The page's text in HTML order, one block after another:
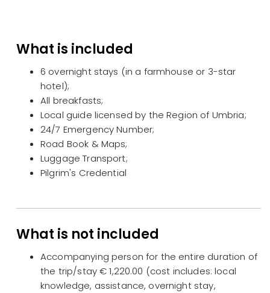
What is included
6 overnight stays (in a farmhouse or 3-star
hotel);
All breakfasts;
Local guide licensed by the Region of Umbria;
24/7 Emergency Number;
Road Book & Maps;
Luggage Transport;
Pilgrim's Credential
What is not included
Accompanying person for the entire duration of
the trip/stay € 1,220.00 (cost includes: local
knowledge, assistance, overnight stay,